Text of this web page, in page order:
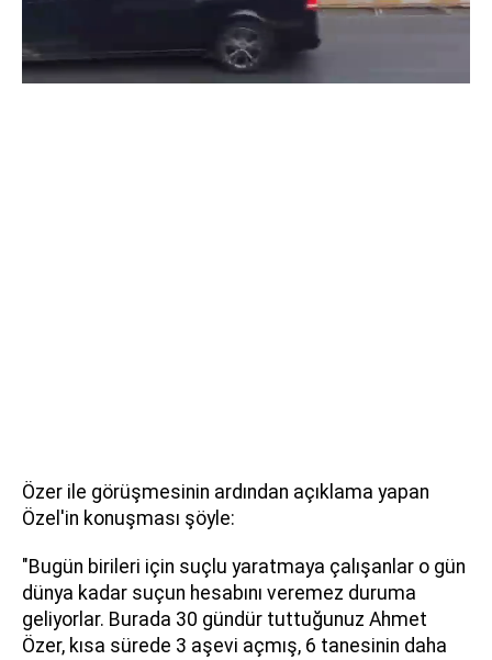
Özer ile görüşmesinin ardından açıklama yapan
Özel'in konuşması şöyle:
"Bugün birileri için suçlu yaratmaya çalışanlar o gün
dünya kadar suçun hesabını veremez duruma
geliyorlar. Burada 30 gündür tuttuğunuz Ahmet
Özer, kısa sürede 3 aşevi açmış, 6 tanesinin daha